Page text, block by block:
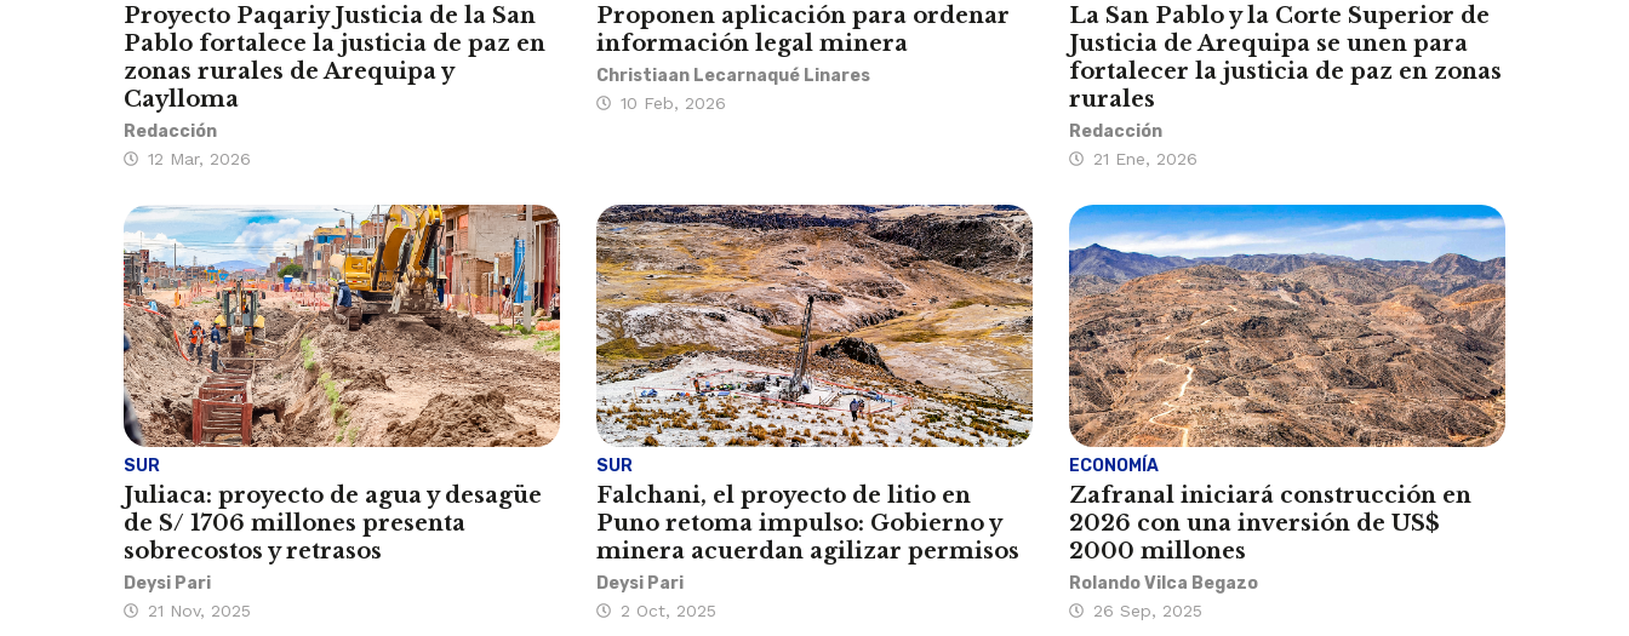
Proyecto Paqariy Justicia de la San
Pablo fortalece la justicia de paz en
zonas rurales de Arequipa y
Caylloma
Redacción
12 Mar, 2026
Proponen aplicación para ordenar
información legal minera
Christiaan Lecarnaqué Linares
10 Feb, 2026
La San Pablo y la Corte Superior de
Justicia de Arequipa se unen para
fortalecer la justicia de paz en zonas
rurales
Redacción
21 Ene, 2026
SUR
Juliaca: proyecto de agua y desagüe
de S/ 1706 millones presenta
sobrecostos y retrasos
Deysi Pari
21 Nov, 2025
SUR
Falchani, el proyecto de litio en
Puno retoma impulso: Gobierno y
minera acuerdan agilizar permisos
Deysi Pari
2 Oct, 2025
ECONOMÍA
Zafranal iniciará construcción en
2026 con una inversión de US$
2000 millones
Rolando Vilca Begazo
26 Sep, 2025